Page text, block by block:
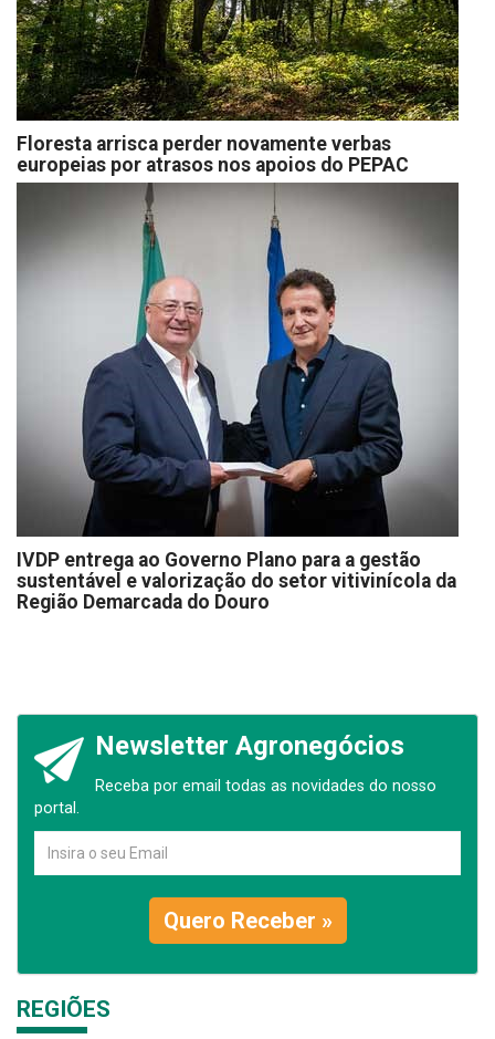
Floresta arrisca perder novamente verbas
europeias por atrasos nos apoios do PEPAC
IVDP entrega ao Governo Plano para a gestão
sustentável e valorização do setor vitivinícola da
Região Demarcada do Douro
Newsletter Agronegócios
Receba por email todas as novidades do nosso
portal.
Quero Receber »
REGIÕES